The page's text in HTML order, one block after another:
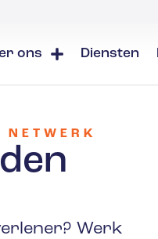
ons Diensten
Werk